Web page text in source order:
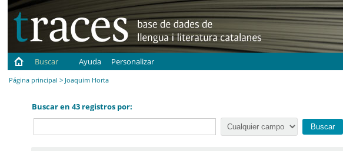
Buscar
Ayuda Personalizar
Página principal > Joaquim Horta
Buscar en 43 registros por: